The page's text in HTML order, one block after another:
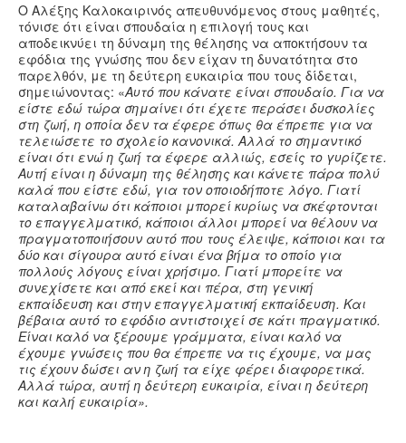
Ο Αλέξης Καλοκαιρινός απευθυνόμενος στους μαθητές,
τόνισε ότι είναι σπουδαία η επιλογή τους και
αποδεικνύει τη δύναμη της θέλησης να αποκτήσουν τα
εφόδια της γνώσης που δεν είχαν τη δυνατότητα στο
παρελθόν, με τη δεύτερη ευκαιρία που τους δίδεται,
σημειώνοντας: «Αυτό που κάνατε είναι σπουδαίο. Για να
είστε εδώ τώρα σημαίνει ότι έχετε περάσει δυσκολίες
στη ζωή, η οποία δεν τα έφερε όπως θα έπρεπε για να
τελειώσετε το σχολείο κανονικά. Αλλά το σημαντικό
είναι ότι ενώ η ζωή τα έφερε αλλιώς, εσείς το γυρίζετε.
Αυτή είναι η δύναμη της θέλησης και κάνετε πάρα πολύ
καλά που είστε εδώ, για τον οποιοδήποτε λόγο. Γιατί
καταλαβαίνω ότι κάποιοι μπορεί κυρίως να σκέφτονται
το επαγγελματικό, κάποιοι άλλοι μπορεί να θέλουν να
πραγματοποιήσουν αυτό που τους έλειψε, κάποιοι και τα
δύο και σίγουρα αυτό είναι ένα βήμα το οποίο για
πολλούς λόγους είναι χρήσιμο. Γιατί μπορείτε να
συνεχίσετε και από εκεί και πέρα, στη γενική
εκπαίδευση και στην επαγγελματική εκπαίδευση. Και
βέβαια αυτό το εφόδιο αντιστοιχεί σε κάτι πραγματικό.
Είναι καλό να ξέρουμε γράμματα, είναι καλό να
έχουμε γνώσεις που θα έπρεπε να τις έχουμε, να μας
τις έχουν δώσει αν η ζωή τα είχε φέρει διαφορετικά.
Αλλά τώρα, αυτή η δεύτερη ευκαιρία, είναι η δεύτερη
και καλή ευκαιρία».